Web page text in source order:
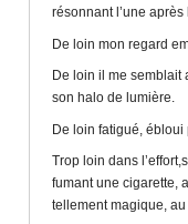
résonnant l’une après
De loin mon regard
De loin il me
son halo de lumière.
De loin fatigué, ébloui
Trop loin dans
fumant une cigarette,
tellement magique,